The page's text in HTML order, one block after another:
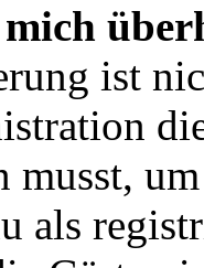
ist
musst,
als